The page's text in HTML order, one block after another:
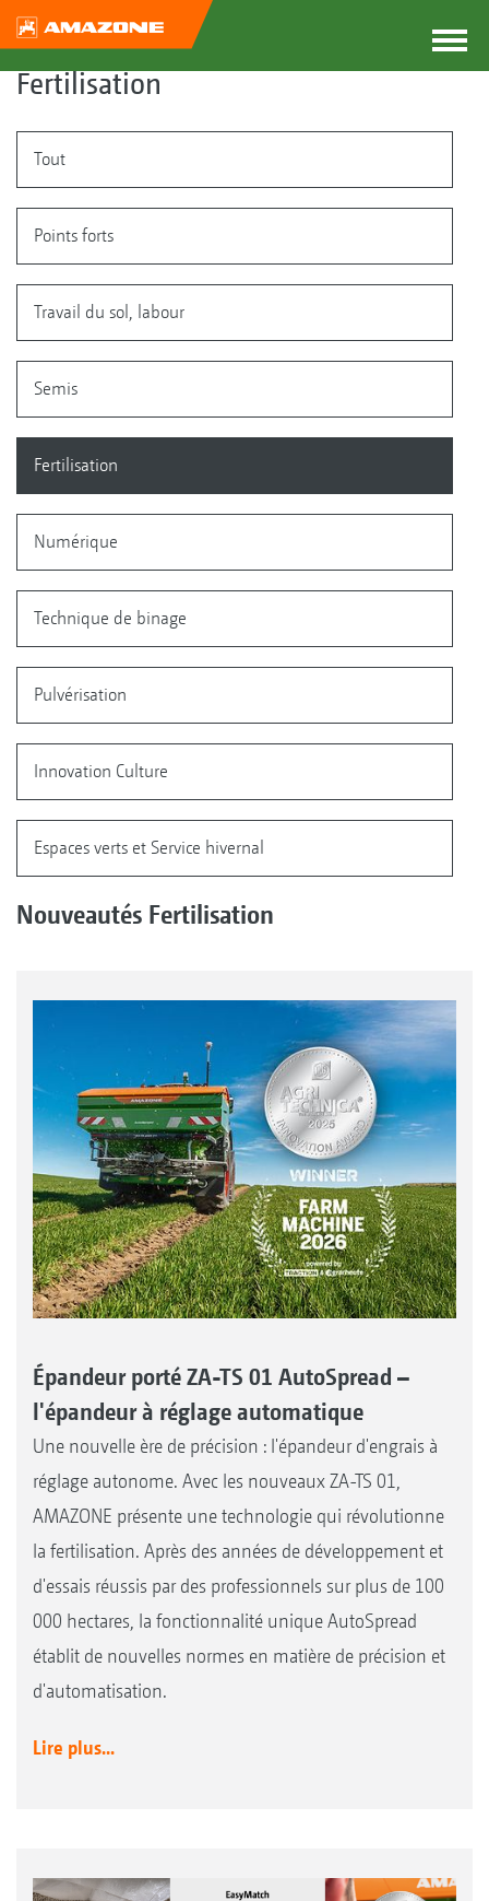
Fertilisation
Tout
Points forts
Travail du sol, labour
Semis
Fertilisation
Numérique
Technique de binage
Pulvérisation
Innovation Culture
Espaces verts et Service hivernal
Nouveautés Fertilisation
Épandeur porté ZA-TS 01 AutoSpread –
l'épandeur à réglage automatique
Une nouvelle ère de précision : l'épandeur d'engrais à
réglage autonome. Avec les nouveaux ZA-TS 01,
AMAZONE présente une technologie qui révolutionne
la fertilisation. Après des années de développement et
d'essais réussis par des professionnels sur plus de 100
000 hectares, la fonctionnalité unique AutoSpread
établit de nouvelles normes en matière de précision et
d'automatisation.
Lire plus...